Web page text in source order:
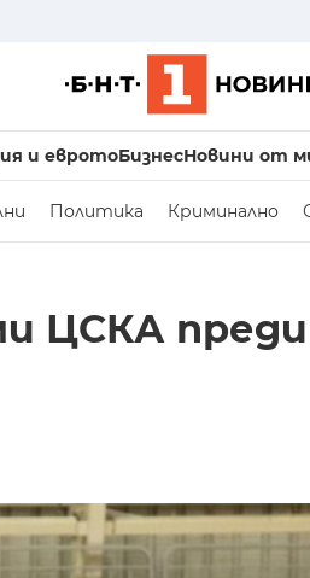
и евротоБизнесНовини от
Политика Криминално
ЦСКА